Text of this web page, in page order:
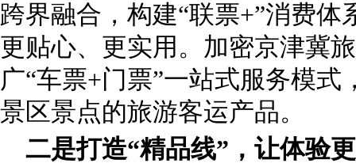
跨界融合，构建“联票+”消费体
更贴心、更实用。加密京津冀
广“车票+门票”一站式服务模
景区景点的旅游客运产品。
二是打造“精品线”，让体验